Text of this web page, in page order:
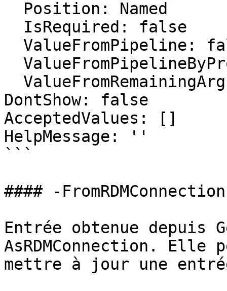
DontShow: false
AcceptedValues: []
HelpMessage: ''
```
#### -FromRDMConnection
Entrée obtenue depuis
AsRDMConnection.
mettre à jour une